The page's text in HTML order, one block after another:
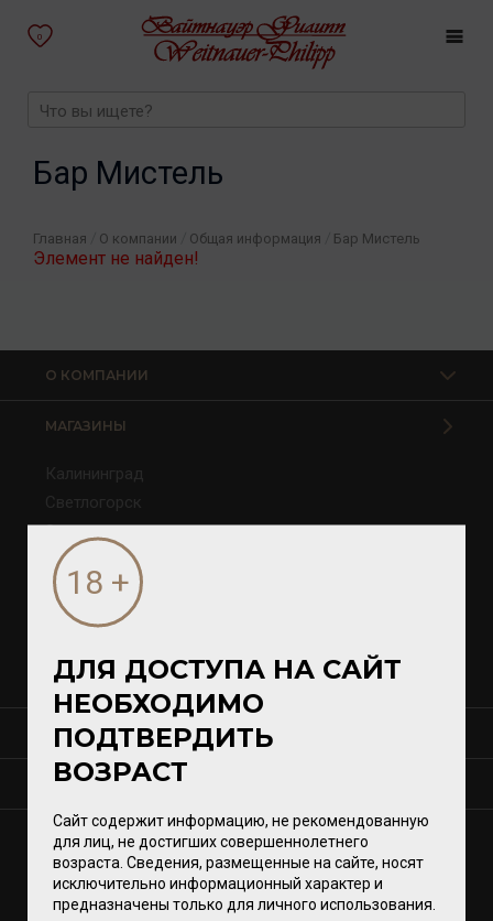
0
Бар Мистель
Главная О компании Общая информация Бар Мистель
Элемент не найден!
О КОМПАНИИ
МАГАЗИНЫ
Калининград
Светлогорск
Зеленоградск
Гурьевск
Магазины VomFASS
КОНТАКТЫ
СЕРВИСЫ
ПОДПИСЫВАЙТЕСЬ
ВВЕСТИ E-MAIL
ДЛЯ ДОСТУПА НА САЙТ
НЕОБХОДИМО
ПОДТВЕРДИТЬ
ВОЗРАСТ
Сайт содержит информацию, не рекомендованную
для лиц, не достигших совершеннолетнего
возраста. Сведения, размещенные на сайте, носят
исключительно информационный характер и
предназначены только для личного использования.